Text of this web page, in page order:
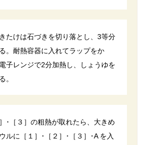
たけは石づきを切り落とし、3等分
。耐熱容器に入れてラップをか
子レンジで2分加熱し、しょうゆを
。
］･［３］の粗熱が取れたら、大きめ
ルに［１］･［２］･［３］･A を入